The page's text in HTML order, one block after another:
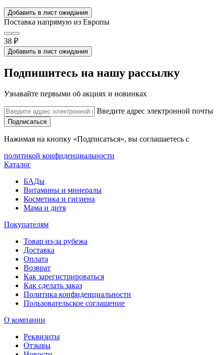
Добавить в лист ожидания
Поставка напрямую из Европы
38 ₽
Добавить в лист ожидания
Подпишитесь на нашу рассылку
Узнавайте первыми об акциях и новинках
Введите адрес электронной почты
Подписаться
Нажимая на кнопку «Подписаться», вы соглашаетесь с
политикой конфиденциальности
Каталог
БАДы
Витамины и минералы
Косметика и гигиена
Мама и дитя
Покупателям
Товар из-за рубежа
Доставка
Оплата
Возврат
Как зарегистрироваться
Как сделать заказ
Политика конфиденциальности
Пользовательское соглашение
О компании
Реквизиты
Отзывы